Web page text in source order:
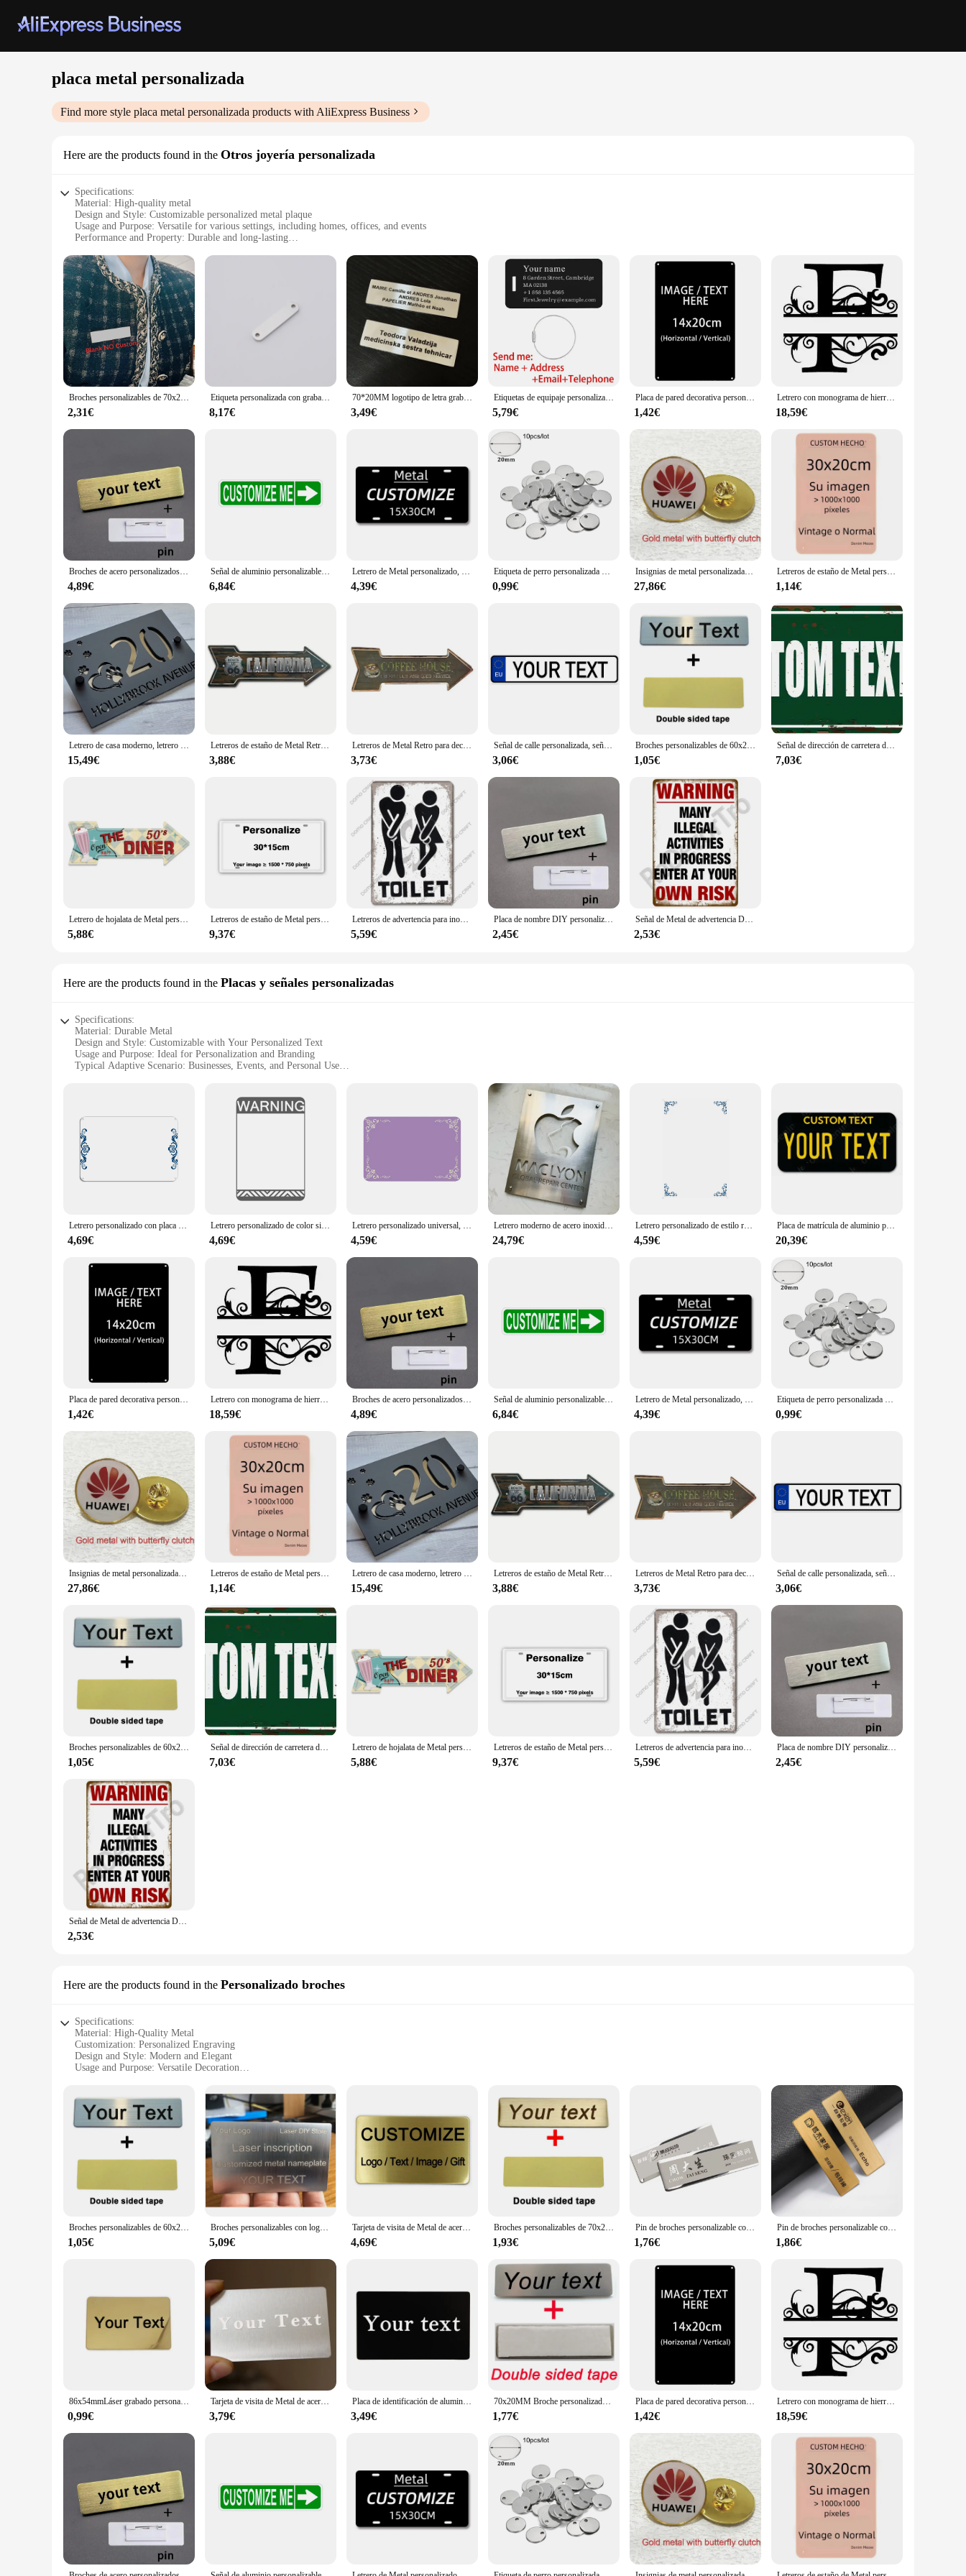
placa metal personalizada
Find more style placa metal personalizada products with AliExpress Business
Here are the products found in the Otros joyería personalizada
Specifications:
Material: High-quality metal
Design and Style: Customizable personalized metal plaque
Usage and Purpose: Versatile for various settings, including homes, offices, and events
Performance and Property: Durable and long-lasting
Parts and Accessories: Comes with all necessary parts for easy assembly
Features:
|Wholesale|Vendors|
**Craftsmanship and Customization**
The placa metal personalizada is a testament to fine craftsmanship and customization. Each piece is meticulously designed to reflect the unique style and taste of its owner. Whether you're looking to
commemorate a special occasion, honor a loved one, or add a personal touch to your space, this customizable metal plaque is the perfect solution. The versatility of the design allows for a myriad of
customization options, ensuring that your plaque is as distinctive as the story it tells.
**Versatile and Adaptable**
This placa metal personalizada is not just a decorative piece; it's a versatile accessory that can be adapted to various settings. Its sleek design makes it suitable for both home and office environments,
while its durability ensures it can withstand the test of time. Whether you're looking to adorn a mantelpiece, a desk, or a display case, this plaque is the perfect complement to any space. Its adaptability
extends to its usage, making it an ideal gift for a variety of occasions, from weddings to anniversaries.
**Durable and Long-Lasting**
Crafted from high-quality metal, this placa metal personalizada is designed to last. The durable material ensures that your personalized message or design remains clear and legible for years to come.
The plaque's performance and property are such that it can withstand the wear and tear of daily use, making it a reliable choice for both personal and professional settings. Its weight and size are
carefully considered to ensure it can be displayed securely without taking up too much space, making it a practical choice for any environment.
Broches personalizables de 70x20MM, Pin personalizado con grabado de su texto, logotipo, placa de identificación comercial, etiqueta de Metal de acero, insignias de nombre personalizadas
2,31€
Etiqueta personalizada con grabado láser para bolso, etiqueta de Metal para monedero, dorado, rosa, plateado, grabado con su logotipo, etiquetas rectangulares para bolsa, 20 piezas
8,17€
70*20MM logotipo de letra grabable personalizable placa de identificación comercial etiqueta de Metal de acero etiqueta de caja de correo de acero inoxidable etiqueta profesional
3,49€
Etiquetas de equipaje personalizadas, etiquetas de viaje reutilizables con láser, grabado de moda, etiquetas de equipaje de viaje de Metal, nombre de equipaje, Maleta
5,79€
Placa de pared decorativa personalizada, cartel de estaño de arte, placa rectangular, 20x30cm /30x40cm
1,42€
Letrero con monograma de hierro y Metal con nombre personalizado, colgante personalizado para exteriores, letrero con nombre de familia, letrero para puerta de jardín, decoración de pared para fiesta de boda
18,59€
Broches de acero personalizados con logotipo de texto grabado, placa de identificación comercial, etiqueta de Metal, insignias de nombre personalizadas, 70x20MM
4,89€
Señal de aluminio personalizable con texto y etiqueta de punta de flecha, señales de carretera de metal personalizadas para interiores y exteriores
6,84€
Letrero de Metal personalizado, placa de matrícula de madera, decoración de pared Vintage, Bar, decoración del hogar, regalo de cumpleaños
4,39€
Etiqueta de perro personalizada de acero inoxidable dorado en forma de corazón, espacios en blanco ovalados, dijes para dijes, suministros para fabricación de joyas DIY, 10-50 piezas
0,99€
Insignias de metal personalizadas, insignias de solapa, pines de etiqueta impresos métales con cúpula de epoxi, emblema escolar personalizado, lote de 50 unidades
27,86€
Letreros de estaño de Metal personalizados, placa Retro para decoración del hogar, póster artístico de pared de hierro, placas de texto personalizadas, señal de calle de 20x30cm/15x30cm/30x30cm
1,14€
Letrero de casa moderno, letrero de casa personalizado, letrero de casa acrílica cortado con láser, placa moderna, número de puerta, números de dirección de casa, nuevo regalo para el hogar
15,49€
Letreros de estaño de Metal Retro Route 66, letreros de calle Vintage, señalización direccional de flecha Retro, letrero de estaño divertido para decoración de pared
3,88€
Letreros de Metal Retro para decoración de pared, letreros de lata para Bar, cerveza fría, flecha, señal direccional, Retro, divertido
3,73€
Señal de calle personalizada, señal de Metal personalizada para oficina, lugar de trabajo, hogar, patio, carretera, letreros de texto personalizados para exteriores, 16x4 pulgadas
3,06€
Broches personalizables de 60x20, 70x20, 70x25mm, Pin con texto grabado personalizado, logotipo, placa de identificación comercial, etiqueta de Metal, insignias de nombre personalizadas
1,05€
Señal de dirección de carretera de cuatro colores, texto personalizado, letreros de pared de hierro, placa de pared de Metal para habitaciones de niños, decoración del hogar Diy, 1pc
7,03€
Letrero de hojalata de Metal personalizado, letreros de flecha Vintage, decoración de bienvenida, zona de cerveza, barbacoa, Bar, barbería, placa de pared, pintura, arte, decoración artesanal
5,88€
Letreros de estaño de Metal personalizados, placas Retro, póster artístico de hierro para pared personalizado, placas de matrícula personalizadas, 20x30 CM/15x30 CM, envío directo
9,37€
Letreros de advertencia para inodoro, placa de Metal Vintage para hombre y mujer, cartel divertido para baño, placas de estaño, decoración de pared para baño, mercado, Bar, Pub
5,59€
Placa de nombre DIY personalizada gratis con logotipo de título de texto grabado negro en soporte de Pin de Metal plateado cepillado etiqueta de nombre de acero de 70x20mm
2,45€
Señal de Metal de advertencia Danger Beware, placa de estaño Vintage, decoración de pared del hogar para Bar, Club, hombre, cueva, arte, pintura, póster, regalo
2,53€
Here are the products found in the Placas y señales personalizadas
Specifications:
Material: Durable Metal
Design and Style: Customizable with Your Personalized Text
Usage and Purpose: Ideal for Personalization and Branding
Typical Adaptive Scenario: Businesses, Events, and Personal Use
**Versatile and Customizable**
Our placa metal personalizada is not just a piece of metal; it's a canvas for your creativity. Whether you're looking to brand your business or add a personal touch to your home decor, our metal signs
offer a versatile solution. The customization process is straightforward; simply provide us with your desired text, and our skilled craftsmen will turn it into a beautiful, personalized metal sign that
reflects your unique style.
**Durable and Weather-Resistant**
Crafted from high-quality metal, our placas y señales personalizadas are built to withstand the elements. Whether you're using them indoors or outdoors, they're designed to resist fading, corrosion, and
wear, ensuring your personalized message remains clear and vibrant over time. This makes them perfect for both short-term events and long-term installations.
**Ideal for Businesses and Events**
Our placas metal personalizadas are not just for home use; they're an excellent choice for businesses looking to enhance their branding. They're perfect for creating a cohesive look across multiple
wholesale options, vendors and suppliers can offer a customized touch to their products, making them stand out in the market.
Whether you're looking to create a personalized gift, add a unique touch to your home, or enhance your business's branding, our placas metal personalizadas are the perfect solution. With sets available
for sale, you can purchase multiple signs at once, making it easier to create a cohesive look across multiple locations. Our placas y señales personalizadas are more than just metal; they're a reflection of
your personal style and a testament to your unique taste.
Letrero personalizado con placa de metal sin óxido con patrón, placas artísticas personalizadas con su texto para decoración de pared de jardín, número de casa
4,69€
Letrero personalizado de color simple, placa de metal sin óxido, placas personalizadas con su texto para decoración de pared de cafetería, garaje de negocios, oficina en casa
4,69€
Letrero personalizado universal, placa de metal sin óxido, placas de arte personalizadas con su texto para decoración de pared de cafetería, jardín, número de casa
4,59€
Letrero moderno de acero inoxidable, placa de puerta de Metal, logotipo personalizado, letras, corte láser 3D, uso exterior para tienda, almacenamiento, Hotel, Villa, empresa
24,79€
Letrero personalizado de estilo retro, placa de metal sin óxido, placas de arte personalizadas con su texto para decoración de pared de cafetería, jardín, pueblo, hogar
4,59€
Placa de matrícula de aluminio personalizada, texto personalizado, signo de nombre, decoración de carteles para Bar, cafetería, arte de pared único, placa de Metal personalizable
20,39€
Placa de pared decorativa personalizada, cartel de estaño de arte, placa rectangular, 20x30cm /30x40cm
1,42€
Letrero con monograma de hierro y Metal con nombre personalizado, colgante personalizado para exteriores, letrero con nombre de familia, letrero para puerta de jardín, decoración de pared para fiesta de boda
18,59€
Broches de acero personalizados con logotipo de texto grabado, placa de identificación comercial, etiqueta de Metal, insignias de nombre personalizadas, 70x20MM
4,89€
Señal de aluminio personalizable con texto y etiqueta de punta de flecha, señales de carretera de metal personalizadas para interiores y exteriores
6,84€
Letrero de Metal personalizado, placa de matrícula de madera, decoración de pared Vintage, Bar, decoración del hogar, regalo de cumpleaños
4,39€
Etiqueta de perro personalizada de acero inoxidable dorado en forma de corazón, espacios en blanco ovalados, dijes para dijes, suministros para fabricación de joyas DIY, 10-50 piezas
0,99€
Insignias de metal personalizadas, insignias de solapa, pines de etiqueta impresos métales con cúpula de epoxi, emblema escolar personalizado, lote de 50 unidades
27,86€
Letreros de estaño de Metal personalizados, placa Retro para decoración del hogar, póster artístico de pared de hierro, placas de texto personalizadas, señal de calle de 20x30cm/15x30cm/30x30cm
1,14€
Letrero de casa moderno, letrero de casa personalizado, letrero de casa acrílica cortado con láser, placa moderna, número de puerta, números de dirección de casa, nuevo regalo para el hogar
15,49€
Letreros de estaño de Metal Retro Route 66, letreros de calle Vintage, señalización direccional de flecha Retro, letrero de estaño divertido para decoración de pared
3,88€
Letreros de Metal Retro para decoración de pared, letreros de lata para Bar, cerveza fría, flecha, señal direccional, Retro, divertido
3,73€
Señal de calle personalizada, señal de Metal personalizada para oficina, lugar de trabajo, hogar, patio, carretera, letreros de texto personalizados para exteriores, 16x4 pulgadas
3,06€
Broches personalizables de 60x20, 70x20, 70x25mm, Pin con texto grabado personalizado, logotipo, placa de identificación comercial, etiqueta de Metal, insignias de nombre personalizadas
1,05€
Señal de dirección de carretera de cuatro colores, texto personalizado, letreros de pared de hierro, placa de pared de Metal para habitaciones de niños, decoración del hogar Diy, 1pc
7,03€
Letrero de hojalata de Metal personalizado, letreros de flecha Vintage, decoración de bienvenida, zona de cerveza, barbacoa, Bar, barbería, placa de pared, pintura, arte, decoración artesanal
5,88€
Letreros de estaño de Metal personalizados, placas Retro, póster artístico de hierro para pared personalizado, placas de matrícula personalizadas, 20x30 CM/15x30 CM, envío directo
9,37€
Letreros de advertencia para inodoro, placa de Metal Vintage para hombre y mujer, cartel divertido para baño, placas de estaño, decoración de pared para baño, mercado, Bar, Pub
5,59€
Placa de nombre DIY personalizada gratis con logotipo de título de texto grabado negro en soporte de Pin de Metal plateado cepillado etiqueta de nombre de acero de 70x20mm
2,45€
Señal de Metal de advertencia Danger Beware, placa de estaño Vintage, decoración de pared del hogar para Bar, Club, hombre, cueva, arte, pintura, póster, regalo
2,53€
Here are the products found in the Personalizado broches
Specifications:
Material: High-Quality Metal
Customization: Personalized Engraving
Design and Style: Modern and Elegant
Usage and Purpose: Versatile Decoration
Performance and Property: Durable and Long-Lasting
Features:
|Wholesale|Vendors|
**Elegant Craftsmanship and Versatile Design**
The placa metal personalizada, or personalized metal plaque, is a testament to the art of customization. Each piece is meticulously crafted from high-quality metal, ensuring durability and longevity.
The modern and elegant design makes it a versatile decoration that can be used in various settings, from home to office, or as a thoughtful gift for any occasion. The plaque's sleek lines and
sophisticated finish add a touch of class to any space, making it an ideal choice for those who appreciate fine craftsmanship and personalized touches.
**Personalized Engraving for Lasting Memories**
The true beauty of the placa metal personalizada lies in its ability to be personalized. Whether it's for a special event, a milestone achievement, or simply as a keepsake, the plaque can be engraved with
a name, date, or any message that holds significance. This personalized touch makes each plaque a unique and meaningful piece, perfect for commemorating life's moments or recognizing the
accomplishments of loved ones. The engraving process is meticulously carried out to ensure that each character is clear and legible, ensuring that the memories captured on the plaque remain vivid and
The placa metal personalizada is not just a decorative item; it's a functional piece that can be used in a variety of settings. It can be used as a nameplate, a commemorative plaque, or even as a badge
for events or organizations. The plaque's adaptability makes it suitable for a wide range of scenarios, from corporate settings to personal collections. Its lightweight and portable nature allow for easy
display and transportation, making it a versatile addition to any environment. Whether you're looking to recognize an individual's achievements or add a personal touch to your space, the placa metal
personalizada is the perfect choice.
Broches personalizables de 60x20, 70x20, 70x25mm, Pin con texto grabado personalizado, logotipo, placa de identificación comercial, etiqueta de Metal, insignias de nombre personalizadas
1,05€
Broches personalizables con logotipo de texto grabado, placa de identificación comercial, placa de dirección de Metal de acero, número de puerta de la casa
5,09€
Tarjeta de visita de Metal de acero inoxidable 304 personalizada, placa de identificación, logotipo de buzón, placa de identificación
4,69€
Broches personalizables de 70x20MM, Pin personalizado con grabado de su logotipo de texto, placa de identificación comercial, etiqueta de Metal de acero, insignias de nombre personalizadas
1,93€
Pin de broches personalizable con grabado láser, placa de identificación de negocios, etiqueta de Metal, placa de insignia de nombre personalizada, logotipo de texto, 70x20MM
1,76€
Pin de broches personalizable con grabado UV, placa de identificación comercial, etiqueta de Metal, insignias de nombre personalizadas, 70x20MM
1,86€
86x54mmLáser grabado personalizado 304 tarjeta de visita de metal de acero inoxidable placa de identificación buzón placa monumento de mascotas
0,99€
Tarjeta de visita de Metal de acero inoxidable personalizada con láser, placa de identificación, insignia de logotipo de buzón, placa de identificación
3,79€
Placa de identificación de aluminio anodizado personalizada, placa de identificación de empresa, dirección de correo electrónico, equipo de placa Rectangular cuadrada
3,49€
70x20MM Broche personalizado con texto grabado personalizado, logotipo, placa de identificación comercial, etiqueta de cinta de acero inoxidable para buzón de correo, insignias con nombre
1,77€
Placa de pared decorativa personalizada, cartel de estaño de arte, placa rectangular, 20x30cm /30x40cm
1,42€
Letrero con monograma de hierro y Metal con nombre personalizado, colgante personalizado para exteriores, letrero con nombre de familia, letrero para puerta de jardín, decoración de pared para fiesta de boda
18,59€